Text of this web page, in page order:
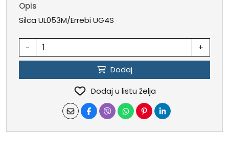
Opis
Silca UL053M/Errebi UG4S
- +
Dodaj
Dodaj u listu želja